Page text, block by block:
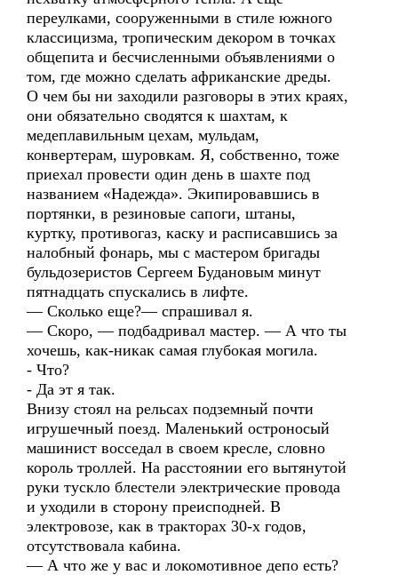
переулками, сооруженными в стиле южного
классицизма, тропическим декором в точках
общепита и бесчисленными объявлениями о
том, где можно сделать африканские дреды.
О чем бы ни заходили разговоры в этих краях,
они обязательно сводятся к шахтам, к
медеплавильным цехам, мульдам,
конвертерам, шуровкам. Я, собственно, тоже
приехал провести один день в шахте под
названием «Надежда». Экипировавшись в
портянки, в резиновые сапоги, штаны,
куртку, противогаз, каску и расписавшись за
налобный фонарь, мы с мастером бригады
бульдозеристов Сергеем Будановым минут
пятнадцать спускались в лифте.
— Сколько еще?— спрашивал я.
— Скоро, — подбадривал мастер. — А что ты
хочешь, как-никак самая глубокая могила.
- Что?
- Да эт я так.
Внизу стоял на рельсах подземный почти
игрушечный поезд. Маленький остроносый
машинист восседал в своем кресле, словно
король троллей. На расстоянии его вытянутой
руки тускло блестели электрические провода
и уходили в сторону преисподней. В
электровозе, как в тракторах 30-х годов,
отсутствовала кабина.
— А что же у вас и локомотивное депо есть?